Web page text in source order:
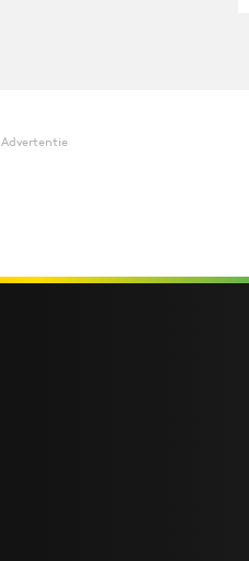
Advertentie